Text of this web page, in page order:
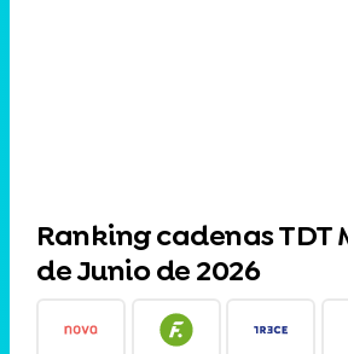
Ranking cadenas TDT
de Junio de 2026